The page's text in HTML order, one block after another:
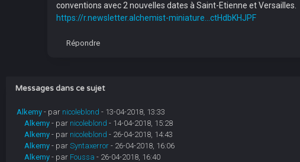
conventions avec 2 nouvelles dates à Saint-Etienne et Versailles.
https://r.newsletter.alchemist-miniature...ctHdbKHJPF
Répondre
Messages dans ce sujet
Alkemy - par nicoleblond - 13-04-2018, 13:33
Alkemy - par nicoleblond - 14-04-2018, 15:28
Alkemy - par nicoleblond - 26-04-2018, 14:43
Alkemy - par Syntaxerror- 26-04-2018, 16:06
Alkemy - par Foussa - 26-04-2018, 16:40